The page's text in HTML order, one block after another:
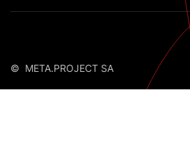
© META.PROJECT SA